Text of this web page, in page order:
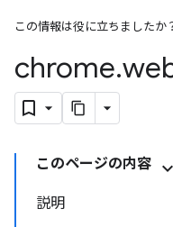
この情報は役に立ちましたか
chrome.
このページの内容
説明